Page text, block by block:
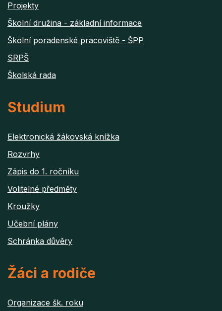
Projekty
Školní družina - základní informace
Školní poradenské pracoviště - ŠPP
SRPŠ
Školská rada
Studium
Elektronická žákovská knížka
Rozvrhy
Zápis do 1. ročníku
Volitelné předměty
Kroužky
Učební plány
Schránka důvěry
Žáci a rodiče
Organizace šk. roku